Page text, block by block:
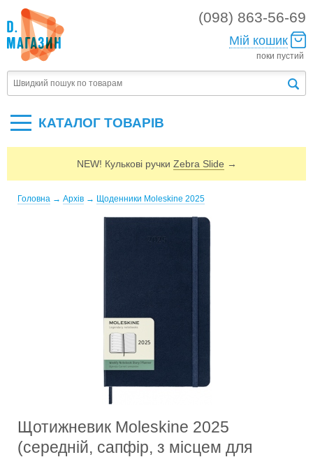
(098) 863-56-69
Мій кошик
поки пустий
КАТАЛОГ ТОВАРIВ
NEW! Кулькові ручки Zebra Slide →
Головна → Архів → Щоденники Moleskine 2025
Щотижневик Moleskine 2025
(середній, сапфір, з місцем для